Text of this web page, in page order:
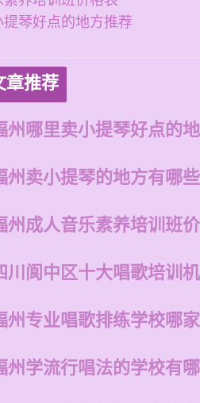
琴好点的地方推荐
章推荐
州哪里卖小提琴好点的
州卖小提琴的地方有哪
州成人音乐素养培训班
川阆中区十大唱歌培训
州专业唱歌排练学校哪
州学流行唱法的学校有